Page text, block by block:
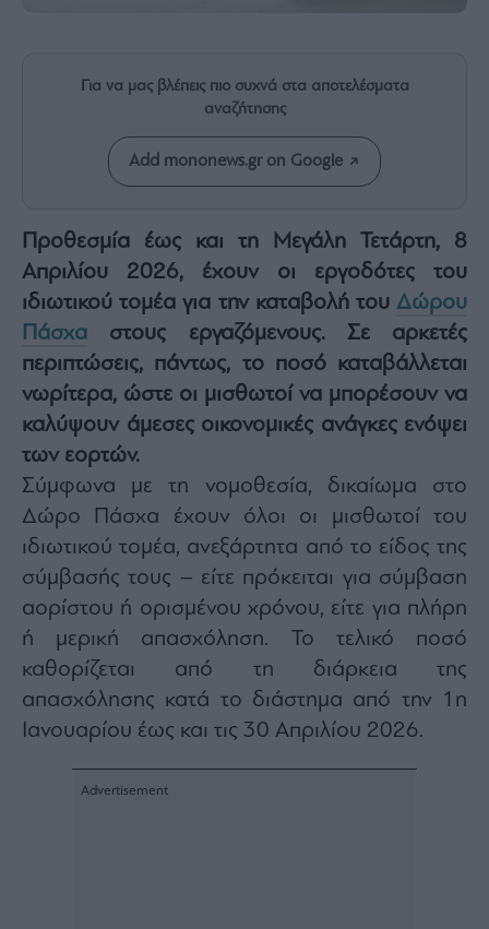
Άρθρα
Les
Bons
Vivants
Auto
Life
Style
Υγεία
Architecture
&
Design
Fashion
&
Art
Watches
Yachts
Table
For
Για να μας βλέπεις πιο συχνά στα αποτελέσματα
αναζήτησης
Add mononews.gr on Google
Προθεσμία έως και τη Μεγάλη Τετάρτη, 8
Απριλίου 2026, έχουν οι εργοδότες του
ιδιωτικού τομέα για την καταβολή του Δώρου
Πάσχα στους εργαζόμενους. Σε αρκετές
περιπτώσεις, πάντως, το ποσό καταβάλλεται
νωρίτερα, ώστε οι μισθωτοί να μπορέσουν να
καλύψουν άμεσες οικονομικές ανάγκες ενόψει
των εορτών.
Σύμφωνα με τη νομοθεσία, δικαίωμα στο
Δώρο Πάσχα έχουν όλοι οι μισθωτοί του
ιδιωτικού τομέα, ανεξάρτητα από το είδος της
σύμβασής τους – είτε πρόκειται για σύμβαση
αορίστου ή ορισμένου χρόνου, είτε για πλήρη
ή μερική απασχόληση. Το τελικό ποσό
καθορίζεται από τη διάρκεια της
απασχόλησης κατά το διάστημα από την 1η
Ιανουαρίου έως και τις 30 Απριλίου 2026.